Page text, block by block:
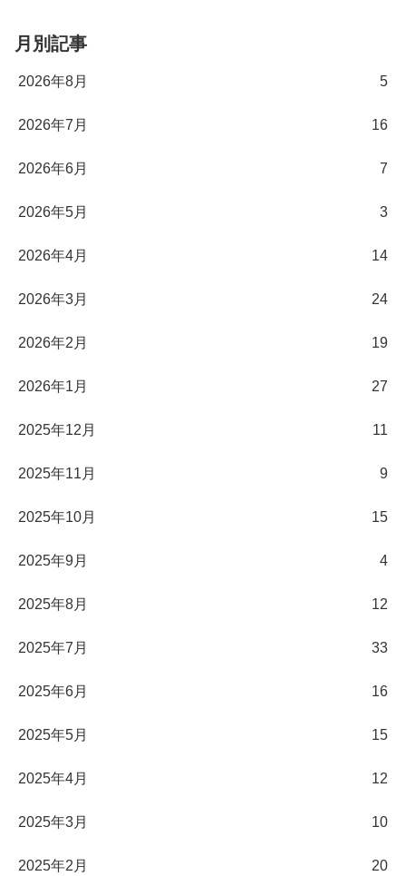
月別記事
2026年8月 5
2026年7月 16
2026年6月 7
2026年5月 3
2026年4月 14
2026年3月 24
2026年2月 19
2026年1月 27
2025年12月 11
2025年11月 9
2025年10月 15
2025年9月 4
2025年8月 12
2025年7月 33
2025年6月 16
2025年5月 15
2025年4月 12
2025年3月 10
2025年2月 20